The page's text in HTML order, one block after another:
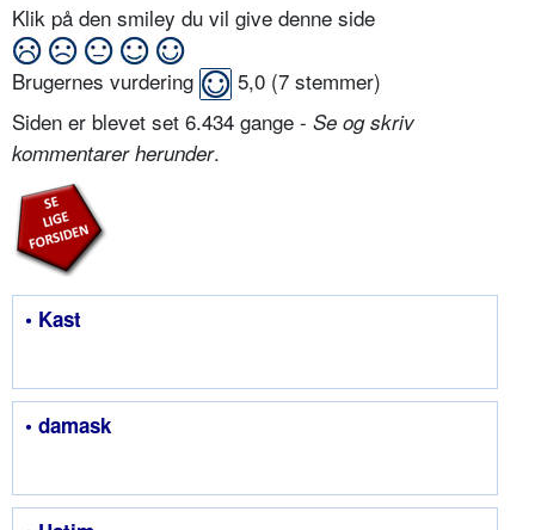
Klik på den smiley du vil give denne side
Brugernes vurdering 5,0 (7 stemmer)
Siden er blevet set 6.434 gange - Se og skriv
kommentarer herunder.
• Kast
• damask